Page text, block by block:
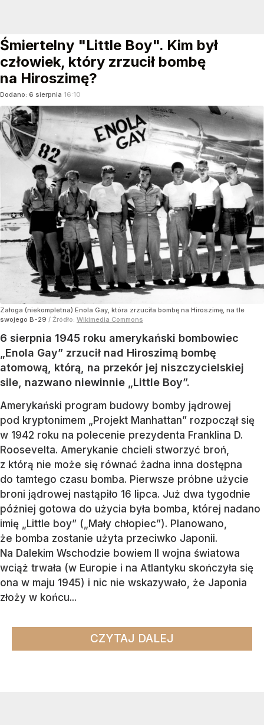
Śmiertelny "Little Boy". Kim był
człowiek, który zrzucił bombę
na Hiroszimę?
Dodano: 6 sierpnia 16:10
Załoga (niekompletna) Enola Gay, która zrzuciła bombę na Hiroszimę, na tle
swojego B-29 / Źródło: Wikimedia Commons
6 sierpnia 1945 roku amerykański bombowiec
„Enola Gay” zrzucił nad Hiroszimą bombę
atomową, którą, na przekór jej niszczycielskiej
sile, nazwano niewinnie „Little Boy”.
Amerykański program budowy bomby jądrowej
pod kryptonimem „Projekt Manhattan” rozpoczął się
w 1942 roku na polecenie prezydenta Franklina D.
Roosevelta. Amerykanie chcieli stworzyć broń,
z którą nie może się równać żadna inna dostępna
do tamtego czasu bomba. Pierwsze próbne użycie
broni jądrowej nastąpiło 16 lipca. Już dwa tygodnie
później gotowa do użycia była bomba, której nadano
imię „Little boy” („Mały chłopiec”). Planowano,
że bomba zostanie użyta przeciwko Japonii.
Na Dalekim Wschodzie bowiem II wojna światowa
wciąż trwała (w Europie i na Atlantyku skończyła się
ona w maju 1945) i nic nie wskazywało, że Japonia
złoży w końcu...
CZYTAJ DALEJ